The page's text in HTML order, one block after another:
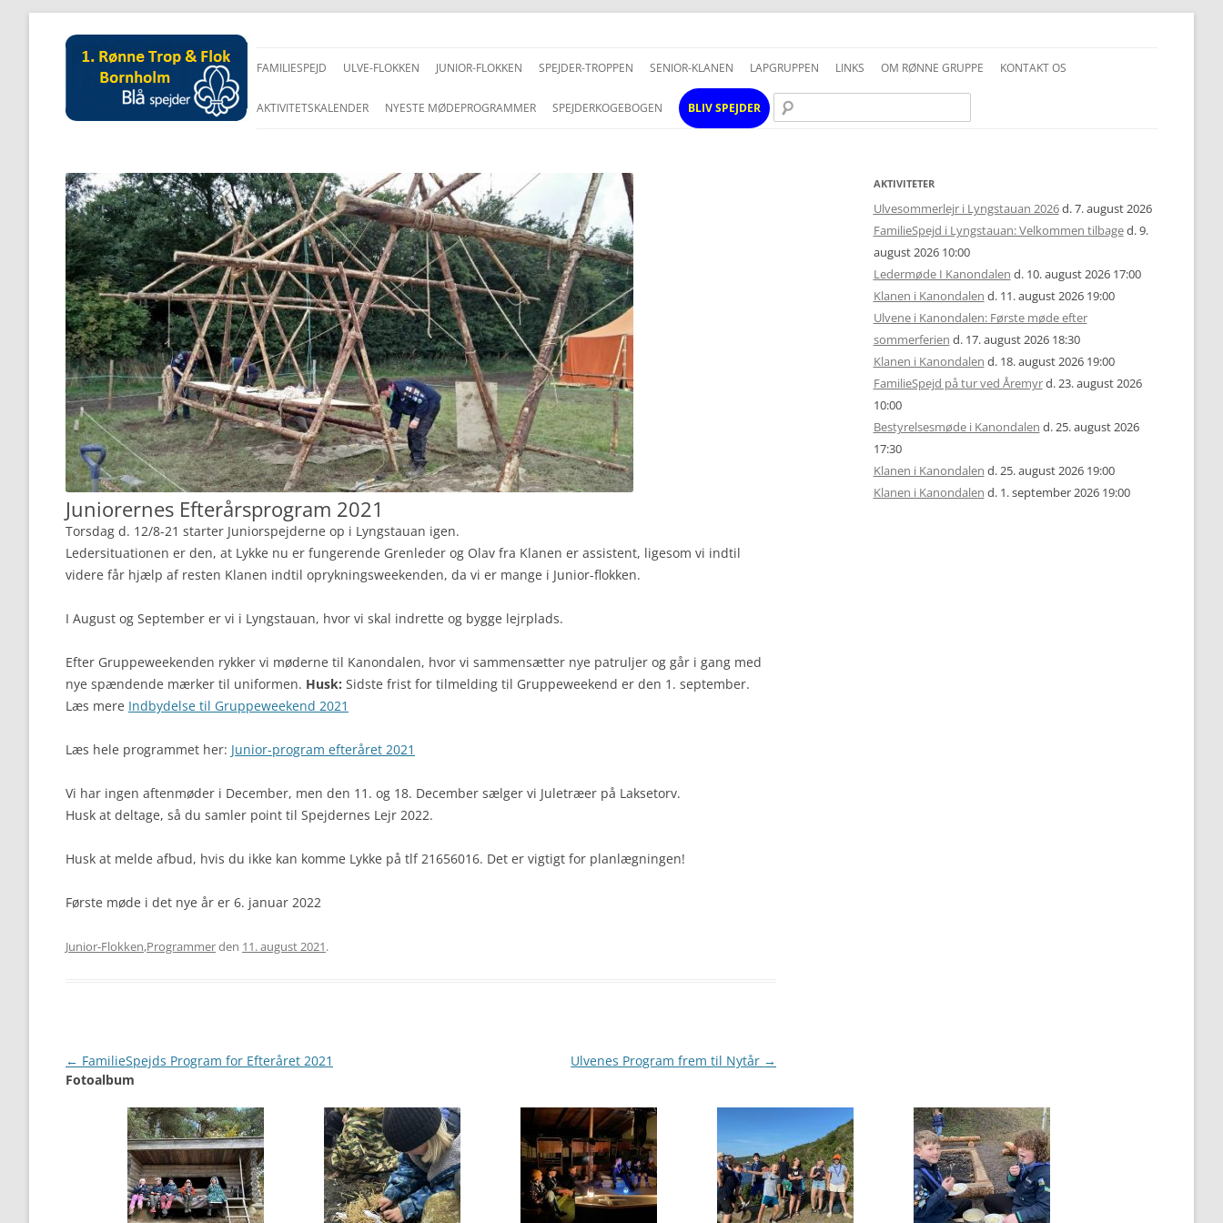
til
FAMILIESPEJD ULVE-FLOKKEN JUNIOR-FLOKKEN SPEJDER-TROPPEN SENIOR-KLANEN LAPGRUPPEN LINKS OM RØNNE GRUPPE
FOTOS OG COPYRIGHT
INFO JUNIOR-SPEJDER
INFO TROPPEN
KONTAKT OS
AKTIVITETSKALENDER NYESTE MØDEPROGRAMMER SPEJDERKOGEBOGEN BLIV SPEJDER
Juniorernes Efterårsprogram 2021
Torsdag d. 12/8-21 starter Juniorspejderne op i Lyngstauan igen.
Ledersituationen er den, at Lykke nu er fungerende Grenleder og Olav fra Klanen er assistent, ligesom vi indtil
videre får hjælp af resten Klanen indtil oprykningsweekenden, da vi er mange i Junior-flokken.
I August og September er vi i Lyngstauan, hvor vi skal indrette og bygge lejrplads.
Efter Gruppeweekenden rykker vi møderne til Kanondalen, hvor vi sammensætter nye patruljer og går i gang med
nye spændende mærker til uniformen. Husk: Sidste frist for tilmelding til Gruppeweekend er den 1. september.
Læs mere Indbydelse til Gruppeweekend 2021
Læs hele programmet her: Junior-program efteråret 2021
Vi har ingen aftenmøder i December, men den 11. og 18. December sælger vi Juletræer på Laksetorv.
Husk at deltage, så du samler point til Spejdernes Lejr 2022.
Husk at melde afbud, hvis du ikke kan komme Lykke på tlf 21656016. Det er vigtigt for planlægningen!
Første møde i det nye år er 6. januar 2022
Junior-Flokken,Programmerden 11. august 2021.
Artikel
navigation
← FamilieSpejds Program for Efteråret 2021 Ulvenes Program frem til Nytår →
AKTIVITETER
Ulvesommerlejr i Lyngstauan 2026d. 7. august 2026
FamilieSpejd i Lyngstauan: Velkommen tilbaged. 9.
august 2026 10:00
Ledermøde I Kanondalen d. 10. august 2026 17:00
Klanen i Kanondalen d. 11. august 2026 19:00
Ulvene i Kanondalen: Første møde efter
sommerferien d. 17. august 2026 18:30
Klanen i Kanondalen d. 18. august 2026 19:00
FamilieSpejd på tur ved Åremyrd. 23. august 2026
10:00
Bestyrelsesmøde i Kanondalen d. 25. august 2026
17:30
Klanen i Kanondalen d. 25. august 2026 19:00
Klanen i Kanondalen d. 1. september 2026 19:00
Fotoalbum